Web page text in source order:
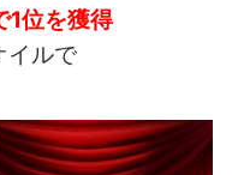
1位を獲得
イルで